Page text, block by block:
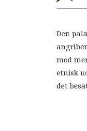
Den
mod
etnisk
det